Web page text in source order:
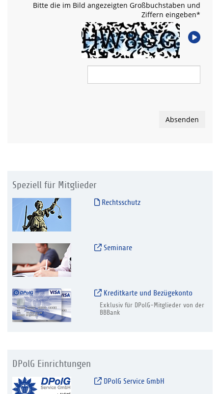
Bitte die im Bild angezeigten Großbuchstaben und
Ziffern eingeben*
Absenden
Speziell für Mitglieder
Rechtsschutz
Seminare
Kreditkarte und Bezügekonto
Exklusiv für DPolG-Mitglieder von der
BBBank
DPolG Einrichtungen
DPolG Service GmbH